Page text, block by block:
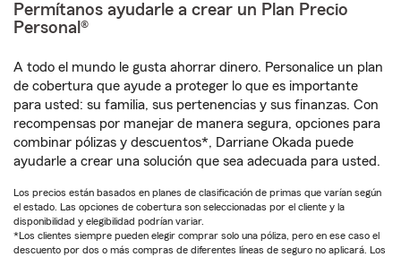
Permítanos ayudarle a crear un Plan Precio
Personal®
A todo el mundo le gusta ahorrar dinero. Personalice un plan
de cobertura que ayude a proteger lo que es importante
para usted: su familia, sus pertenencias y sus finanzas. Con
recompensas por manejar de manera segura, opciones para
combinar pólizas y descuentos*, Darriane Okada puede
ayudarle a crear una solución que sea adecuada para usted.
Los precios están basados en planes de clasificación de primas que varían según
el estado. Las opciones de cobertura son seleccionadas por el cliente y la
disponibilidad y elegibilidad podrían variar.
*Los clientes siempre pueden elegir comprar solo una póliza, pero en ese caso el
descuento por dos o más compras de diferentes líneas de seguro no aplicará. Los